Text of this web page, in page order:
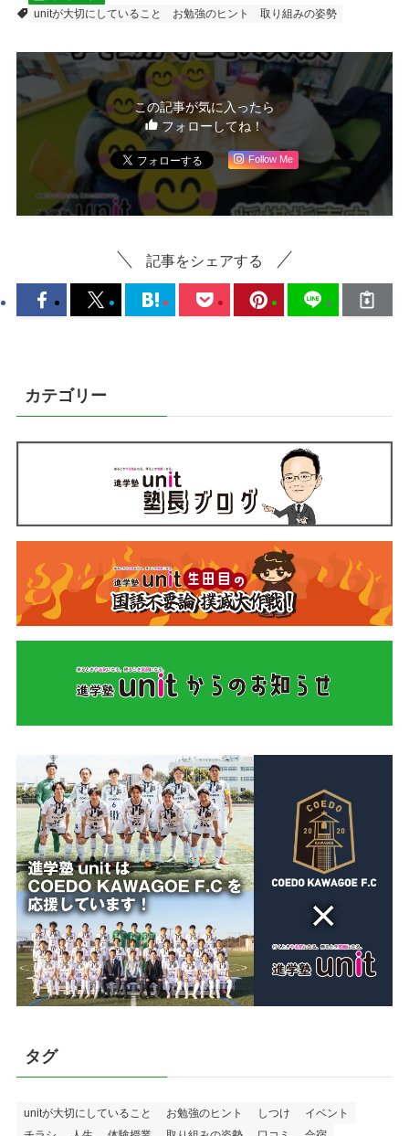
unitが大切にしていること
お勉強のヒント 取り組みの姿勢
この記事が気に入ったら
フォローしてね！
Follow Me
記事をシェアする
カテゴリー
タグ
unitが大切にしていること お勉強のヒント しつけ
イベント